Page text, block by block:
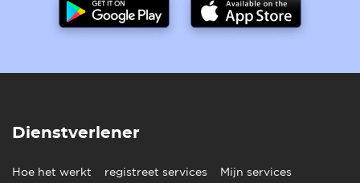
Dienstverlener
Hoe het werkt registreet services
Mijn services